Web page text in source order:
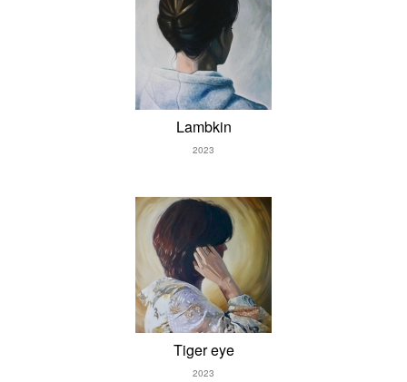
Lambkin
2023
Tiger eye
2023